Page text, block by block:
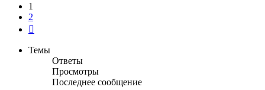
1
2
Темы
Ответы
Просмотры
Последнее сообщение